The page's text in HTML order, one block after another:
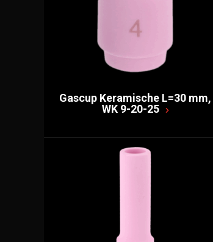
Gascup Keramische L=30 mm,
WK 9-20-25